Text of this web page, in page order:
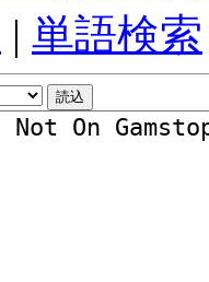
| 単語検索